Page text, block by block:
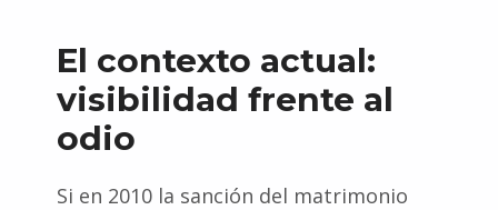
El contexto actual:
visibilidad frente al
odio
Si en 2010 la sanción del matrimonio